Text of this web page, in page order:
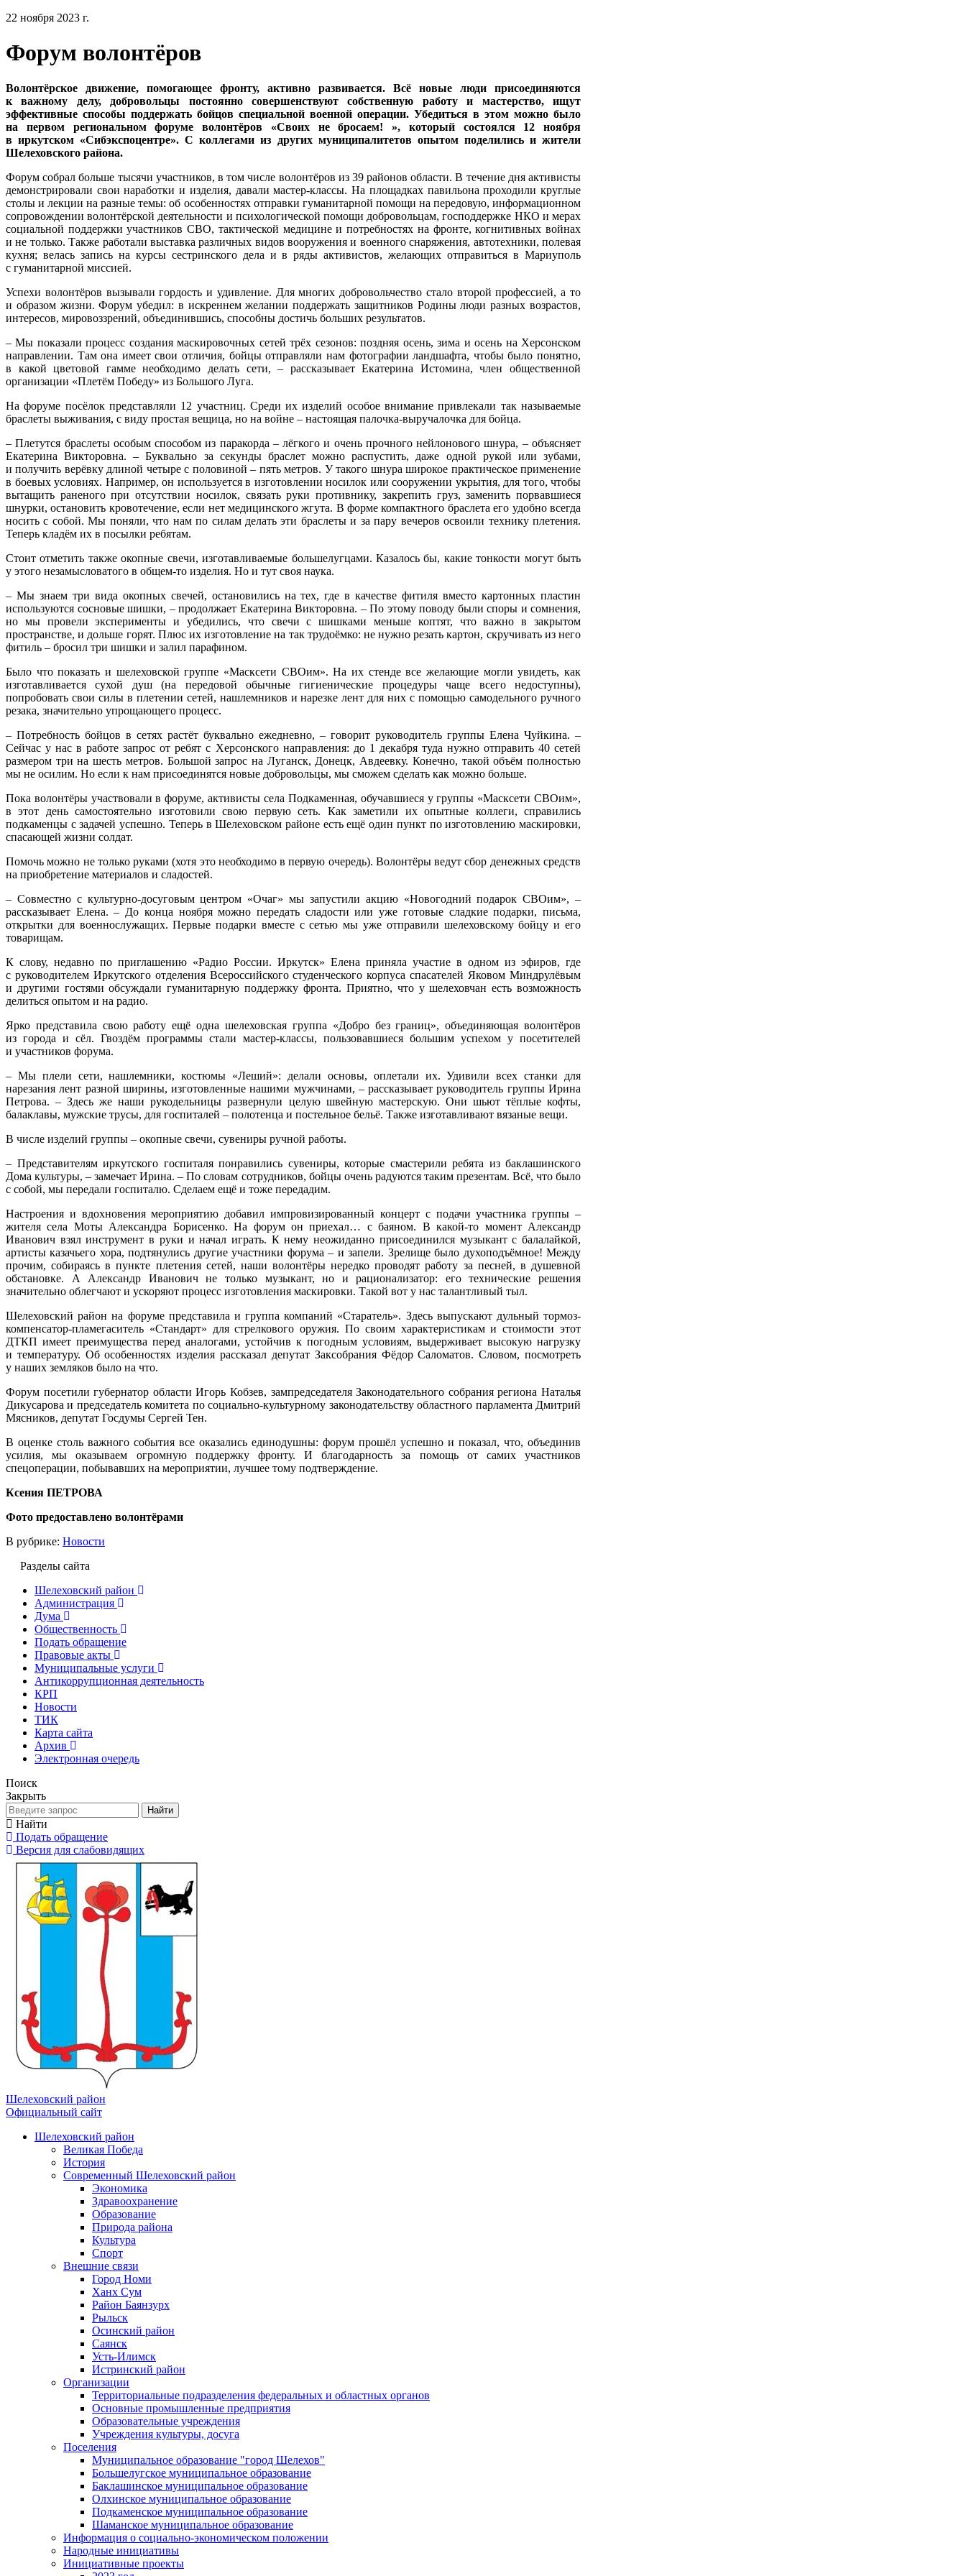
22 ноября 2023 г.
Форум волонтёров
Волонтёрское движение, помогающее фронту, активно развивается. Всё новые люди присоединяются
к важному делу, добровольцы постоянно совершенствуют собственную работу и мастерство, ищут
эффективные способы поддержать бойцов специальной военной операции. Убедиться в этом можно было
на первом региональном форуме волонтёров «Своих не бросаем! », который состоялся 12 ноября
в иркутском «Сибэкспоцентре». С коллегами из других муниципалитетов опытом поделились и жители
Шелеховского района.
Форум собрал больше тысячи участников, в том числе волонтёров из 39 районов области. В течение дня активисты
демонстрировали свои наработки и изделия, давали мастер-классы. На площадках павильона проходили круглые
столы и лекции на разные темы: об особенностях отправки гуманитарной помощи на передовую, информационном
сопровождении волонтёрской деятельности и психологической помощи добровольцам, господдержке НКО и мерах
социальной поддержки участников СВО, тактической медицине и потребностях на фронте, когнитивных войнах
и не только. Также работали выставка различных видов вооружения и военного снаряжения, автотехники, полевая
кухня; велась запись на курсы сестринского дела и в ряды активистов, желающих отправиться в Мариуполь
с гуманитарной миссией.
Успехи волонтёров вызывали гордость и удивление. Для многих добровольчество стало второй профессией, а то
и образом жизни. Форум убедил: в искреннем желании поддержать защитников Родины люди разных возрастов,
интересов, мировоззрений, объединившись, способны достичь больших результатов.
– Мы показали процесс создания маскировочных сетей трёх сезонов: поздняя осень, зима и осень на Херсонском
направлении. Там она имеет свои отличия, бойцы отправляли нам фотографии ландшафта, чтобы было понятно,
в какой цветовой гамме необходимо делать сети, – рассказывает Екатерина Истомина, член общественной
организации «Плетём Победу» из Большого Луга.
На форуме посёлок представляли 12 участниц. Среди их изделий особое внимание привлекали так называемые
браслеты выживания, с виду простая вещица, но на войне – настоящая палочка-выручалочка для бойца.
– Плетутся браслеты особым способом из паракорда – лёгкого и очень прочного нейлонового шнура, – объясняет
Екатерина Викторовна. – Буквально за секунды браслет можно распустить, даже одной рукой или зубами,
и получить верёвку длиной четыре с половиной – пять метров. У такого шнура широкое практическое применение
в боевых условиях. Например, он используется в изготовлении носилок или сооружении укрытия, для того, чтобы
вытащить раненого при отсутствии носилок, связать руки противнику, закрепить груз, заменить порвавшиеся
шнурки, остановить кровотечение, если нет медицинского жгута. В форме компактного браслета его удобно всегда
носить с собой. Мы поняли, что нам по силам делать эти браслеты и за пару вечеров освоили технику плетения.
Теперь кладём их в посылки ребятам.
Стоит отметить также окопные свечи, изготавливаемые большелугцами. Казалось бы, какие тонкости могут быть
у этого незамысловатого в общем-то изделия. Но и тут своя наука.
– Мы знаем три вида окопных свечей, остановились на тех, где в качестве фитиля вместо картонных пластин
используются сосновые шишки, – продолжает Екатерина Викторовна. – По этому поводу были споры и сомнения,
но мы провели эксперименты и убедились, что свечи с шишками меньше коптят, что важно в закрытом
пространстве, и дольше горят. Плюс их изготовление на так трудоёмко: не нужно резать картон, скручивать из него
фитиль – бросил три шишки и залил парафином.
Было что показать и шелеховской группе «Масксети СВОим». На их стенде все желающие могли увидеть, как
изготавливается сухой душ (на передовой обычные гигиенические процедуры чаще всего недоступны),
попробовать свои силы в плетении сетей, нашлемников и нарезке лент для них с помощью самодельного ручного
резака, значительно упрощающего процесс.
– Потребность бойцов в сетях растёт буквально ежедневно, – говорит руководитель группы Елена Чуйкина. –
Сейчас у нас в работе запрос от ребят с Херсонского направления: до 1 декабря туда нужно отправить 40 сетей
размером три на шесть метров. Большой запрос на Луганск, Донецк, Авдеевку. Конечно, такой объём полностью
мы не осилим. Но если к нам присоединятся новые добровольцы, мы сможем сделать как можно больше.
Пока волонтёры участвовали в форуме, активисты села Подкаменная, обучавшиеся у группы «Масксети СВОим»,
в этот день самостоятельно изготовили свою первую сеть. Как заметили их опытные коллеги, справились
подкаменцы с задачей успешно. Теперь в Шелеховском районе есть ещё один пункт по изготовлению маскировки,
спасающей жизни солдат.
Помочь можно не только руками (хотя это необходимо в первую очередь). Волонтёры ведут сбор денежных средств
на приобретение материалов и сладостей.
– Совместно с культурно-досуговым центром «Очаг» мы запустили акцию «Новогодний подарок СВОим», –
рассказывает Елена. – До конца ноября можно передать сладости или уже готовые сладкие подарки, письма,
открытки для военнослужащих. Первые подарки вместе с сетью мы уже отправили шелеховскому бойцу и его
товарищам.
К слову, недавно по приглашению «Радио России. Иркутск» Елена приняла участие в одном из эфиров, где
с руководителем Иркутского отделения Всероссийского студенческого корпуса спасателей Яковом Миндрулёвым
и другими гостями обсуждали гуманитарную поддержку фронта. Приятно, что у шелеховчан есть возможность
делиться опытом и на радио.
Ярко представила свою работу ещё одна шелеховская группа «Добро без границ», объединяющая волонтёров
из города и сёл. Гвоздём программы стали мастер-классы, пользовавшиеся большим успехом у посетителей
и участников форума.
– Мы плели сети, нашлемники, костюмы «Леший»: делали основы, оплетали их. Удивили всех станки для
нарезания лент разной ширины, изготовленные нашими мужчинами, – рассказывает руководитель группы Ирина
Петрова. – Здесь же наши рукодельницы развернули целую швейную мастерскую. Они шьют тёплые кофты,
балаклавы, мужские трусы, для госпиталей – полотенца и постельное бельё. Также изготавливают вязаные вещи.
В числе изделий группы – окопные свечи, сувениры ручной работы.
– Представителям иркутского госпиталя понравились сувениры, которые смастерили ребята из баклашинского
Дома культуры, – замечает Ирина. – По словам сотрудников, бойцы очень радуются таким презентам. Всё, что было
с собой, мы передали госпиталю. Сделаем ещё и тоже передадим.
Настроения и вдохновения мероприятию добавил импровизированный концерт с подачи участника группы –
жителя села Моты Александра Борисенко. На форум он приехал… с баяном. В какой-то момент Александр
Иванович взял инструмент в руки и начал играть. К нему неожиданно присоединился музыкант с балалайкой,
артисты казачьего хора, подтянулись другие участники форума – и запели. Зрелище было духоподъёмное! Между
прочим, собираясь в пункте плетения сетей, наши волонтёры нередко проводят работу за песней, в душевной
обстановке. А Александр Иванович не только музыкант, но и рационализатор: его технические решения
значительно облегчают и ускоряют процесс изготовления маскировки. Такой вот у нас талантливый тыл.
Шелеховский район на форуме представила и группа компаний «Старатель». Здесь выпускают дульный тормоз-
компенсатор-пламегаситель «Стандарт» для стрелкового оружия. По своим характеристикам и стоимости этот
ДТКП имеет преимущества перед аналогами, устойчив к погодным условиям, выдерживает высокую нагрузку
и температуру. Об особенностях изделия рассказал депутат Заксобрания Фёдор Саломатов. Словом, посмотреть
у наших земляков было на что.
Форум посетили губернатор области Игорь Кобзев, зампредседателя Законодательного собрания региона Наталья
Дикусарова и председатель комитета по социально-культурному законодательству областного парламента Дмитрий
Мясников, депутат Госдумы Сергей Тен.
В оценке столь важного события все оказались единодушны: форум прошёл успешно и показал, что, объединив
усилия, мы оказываем огромную поддержку фронту. И благодарность за помощь от самих участников
спецоперации, побывавших на мероприятии, лучшее тому подтверждение.
Ксения ПЕТРОВА
Фото предоставлено волонтёрами
В рубрике: Новости
Разделы сайта
Шелеховский район
Администрация
Дума
Общественность
Подать обращение
Правовые акты
Муниципальные услуги
Антикоррупционная деятельность
КРП
Новости
ТИК
Карта сайта
Архив
Электронная очередь
Поиск
Закрыть
Найти
Найти
Подать обращение
Версия для слабовидящих
Шелеховский район
Официальный сайт
Шелеховский район
Великая Победа
История
Современный Шелеховский район
Экономика
Здравоохранение
Образование
Природа района
Культура
Спорт
Внешние связи
Город Номи
Ханх Сум
Район Баянзурх
Рыльск
Осинский район
Саянск
Усть-Илимск
Истринский район
Организации
Территориальные подразделения федеральных и областных органов
Основные промышленные предприятия
Образовательные учреждения
Учреждения культуры, досуга
Поселения
Муниципальное образование "город Шелехов"
Большелугское муниципальное образование
Баклашинское муниципальное образование
Олхинское муниципальное образование
Подкаменское муниципальное образование
Шаманское муниципальное образование
Информация о социально-экономическом положении
Народные инициативы
Инициативные проекты